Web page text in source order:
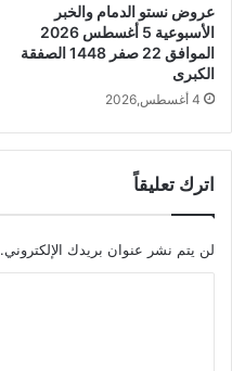
عروض نستو الدمام والخبر
الأسبوعية 5 أغسطس 2026
الموافق 22 صفر 1448 الصفقة
الكبرى
4 أغسطس,2026
اترك تعليقاً
لن يتم نشر عنوان بريدك الإلكتروني.